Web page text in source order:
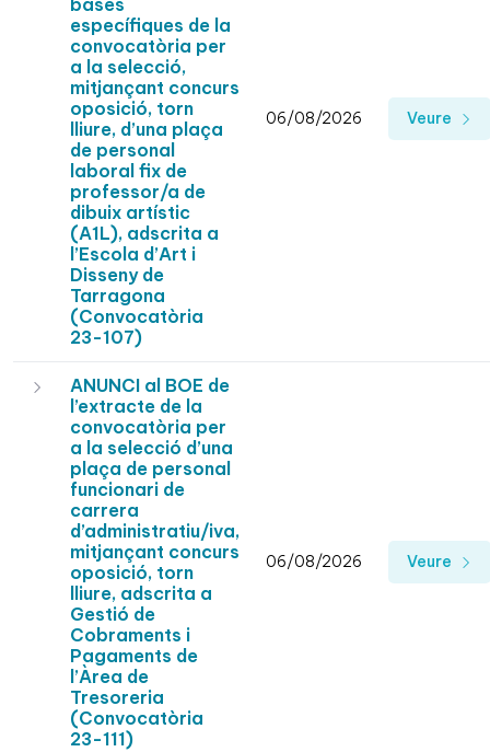
bases
específiques de la
convocatòria per
a la selecció,
mitjançant concurs
oposició, torn
lliure, d’una plaça
de personal
laboral fix de
professor/a de
dibuix artístic
(A1L), adscrita a
l’Escola d’Art i
Disseny de
Tarragona
(Convocatòria
23-107)
06/08/2026 Veure
ANUNCI al BOE de
l’extracte de la
convocatòria per
a la selecció d’una
plaça de personal
funcionari de
carrera
d’administratiu/iva,
mitjançant concurs
oposició, torn
lliure, adscrita a
Gestió de
Cobraments i
Pagaments de
l’Àrea de
Tresoreria
(Convocatòria
23-111)
06/08/2026 Veure